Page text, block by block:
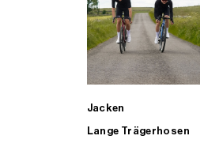
Jacken
Lange Trägerhosen
ALLE TRIATHLONARTIKEL FÜR